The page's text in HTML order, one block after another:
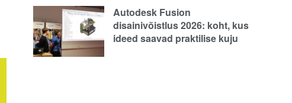
Autodesk Fusion
disainivõistlus 2026: koht, kus
ideed saavad praktilise kuju